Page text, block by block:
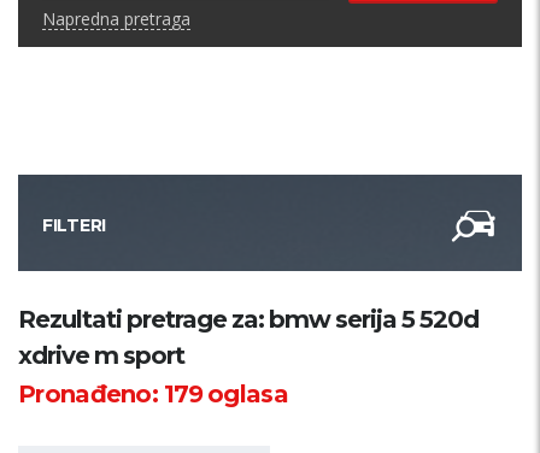
Napredna pretraga
FILTERI
Kategorija
Županija
Rezultati pretrage za: bmw serija 5 520d
xdrive m sport
Pronađeno: 179oglasa